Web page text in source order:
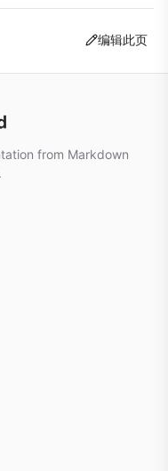
编辑此页
from Markdown